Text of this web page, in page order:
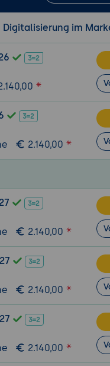
Chatbots im
und Ethik im
von
und
Vorgaben beim
Fragen im
mit Bots im
zukünftige
Die Digitalisierung des
Grundlagen von
Big Data und
Marketing 4.0
und
und User
Optimierung der
im
2.140,00
2.140,00
2.140,00
2.140,00